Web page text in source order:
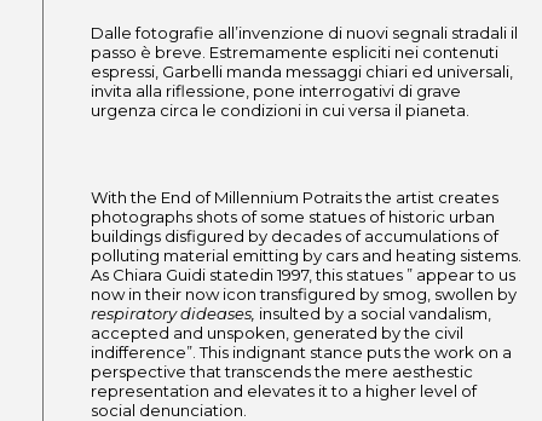
Dalle fotografie all’invenzione di nuovi segnali stradali il
passo è breve. Estremamente espliciti nei contenuti
espressi, Garbelli manda messaggi chiari ed universali,
invita alla riflessione, pone interrogativi di grave
urgenza circa le condizioni in cui versa il pianeta.
With the End of Millennium Potraits the artist creates
photographs shots of some statues of historic urban
buildings disfigured by decades of accumulations of
polluting material emitting by cars and heating sistems.
As Chiara Guidi statedin 1997, this statues ” appear to us
now in their now icon transfigured by smog, swollen by
respiratory dideases, insulted by a social vandalism,
accepted and unspoken, generated by the civil
indifference”. This indignant stance puts the work on a
perspective that transcends the mere aesthestic
representation and elevates it to a higher level of
social denunciation.